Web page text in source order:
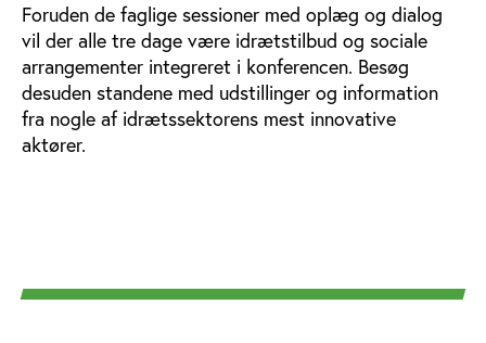
Foruden de faglige sessioner med oplæg og dialog
vil der alle tre dage være idrætstilbud og sociale
arrangementer integreret i konferencen. Besøg
desuden standene med udstillinger og information
fra nogle af idrætssektorens mest innovative
aktører.